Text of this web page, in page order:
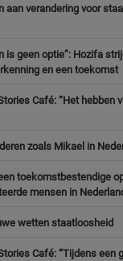
aan verandering voor
is geen optie”: Hozifa
en een toekomst
Café: “Het hebben
zoals Mikael in
toekomstbestendige
mensen in
wetten staatloosheid
Café: “Tijdens een